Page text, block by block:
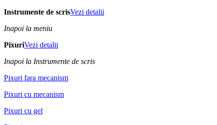
Instrumente de scrisVezi detalii
Inapoi la meniu
PixuriVezi detalii
Inapoi la Instrumente de scris
Pixuri fara mecanism
Pixuri cu mecanism
Pixuri cu gel